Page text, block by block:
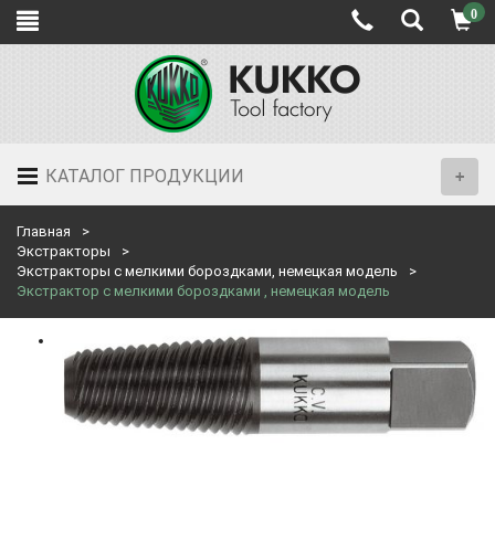
0
КАТАЛОГ ПРОДУКЦИИ
Главная
Экстракторы
Экстракторы с мелкими бороздками, немецкая модель
Экстрактор с мелкими бороздками , немецкая модель